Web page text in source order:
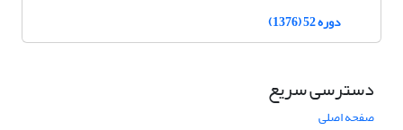
دوره 52 (1376)
دسترسی سریع
صفحه اصلی